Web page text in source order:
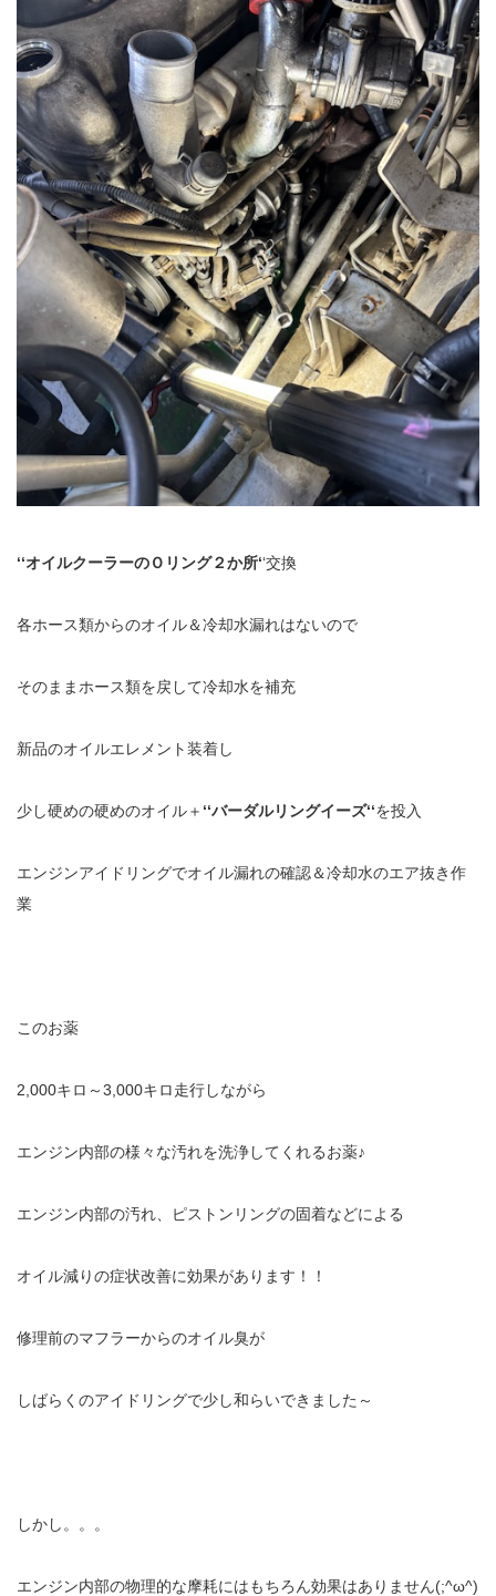
‘‘オイルクーラーのＯリング２か所‘‘交換
各ホース類からのオイル＆冷却水漏れはないので
そのままホース類を戻して冷却水を補充
新品のオイルエレメント装着し
少し硬めの硬めのオイル＋ ‘‘バーダルリングイーズ‘‘を投入
エンジンアイドリングでオイル漏れの確認＆冷却水のエア抜き作
業
このお薬
2,000キロ～3,000キロ走行しながら
エンジン内部の様々な汚れを洗浄してくれるお薬♪
エンジン内部の汚れ、ピストンリングの固着などによる
オイル減りの症状改善に効果があります！！
修理前のマフラーからのオイル臭が
しばらくのアイドリングで少し和らいできました～
しかし。。。
エンジン内部の物理的な摩耗にはもちろん効果はありません(;^ω^)